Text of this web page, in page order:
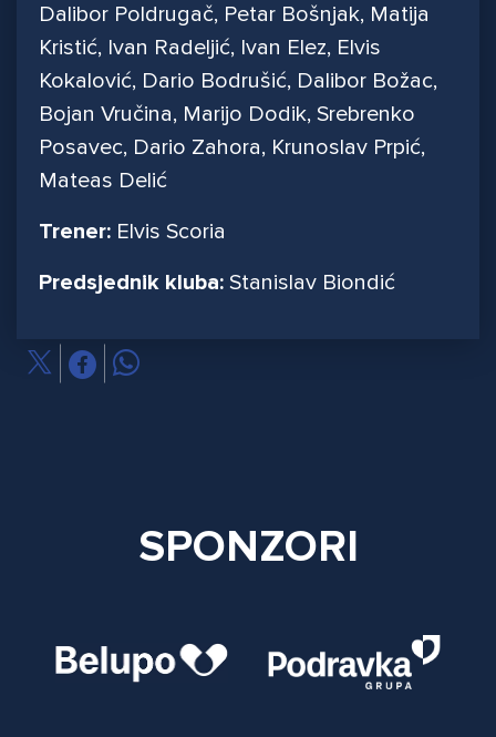
Dalibor Poldrugač, Petar Bošnjak, Matija
Kristić, Ivan Radeljić, Ivan Elez, Elvis
Kokalović, Dario Bodrušić, Dalibor Božac,
Bojan Vručina, Marijo Dodik, Srebrenko
Posavec, Dario Zahora, Krunoslav Prpić,
Mateas Delić
Trener: Elvis Scoria
Predsjednik kluba: Stanislav Biondić
SPONZORI